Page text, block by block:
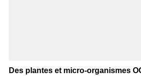
Des plantes et micro-organismes